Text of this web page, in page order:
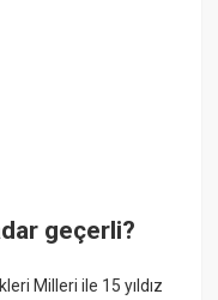
geçerli?
Milleri ile 15 yıldız